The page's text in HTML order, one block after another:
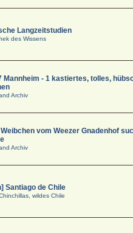
Langzeitstudien
des Wissens
Mannheim - 1 kastiertes, tolles,
Archiv
vom Weezer Gnadenhof
Archiv
Santiago de Chile
wildes Chile